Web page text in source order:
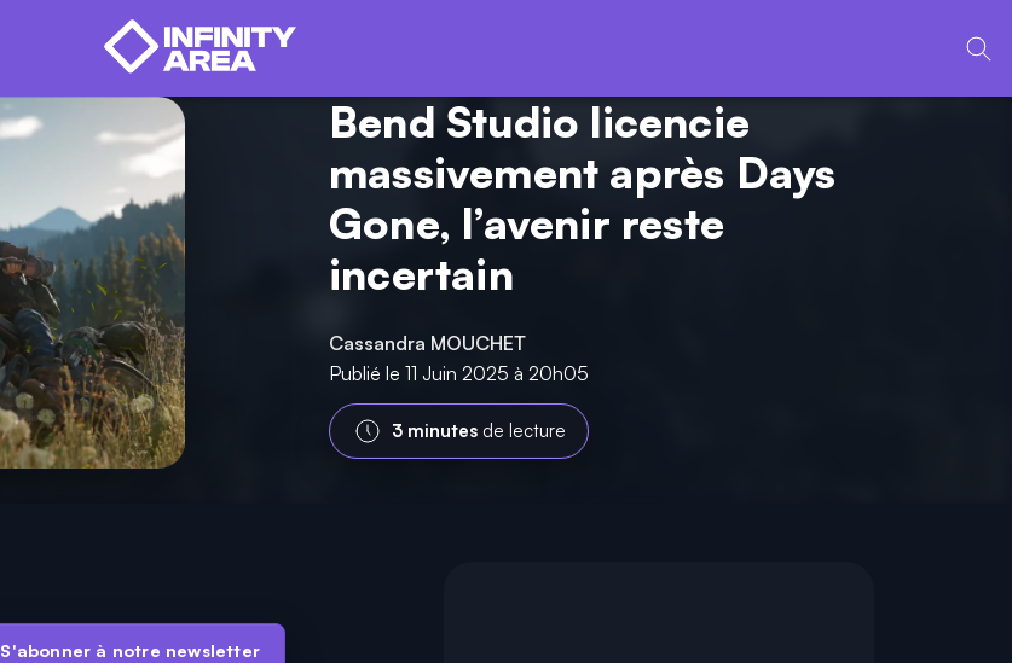
Bend Studio licencie
massivement après Days
Gone, l’avenir reste
incertain
Cassandra MOUCHET
Publié le 11 Juin 2025 à 20h05
3 minutesde lecture
S'abonner à notre newsletter